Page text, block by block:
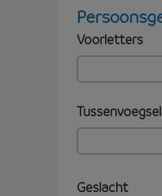
Voorletters
Geslacht